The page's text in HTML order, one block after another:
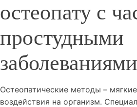
остеопату с
простудными
заболеваниями
Остеопатические методы –
воздействия на организм.